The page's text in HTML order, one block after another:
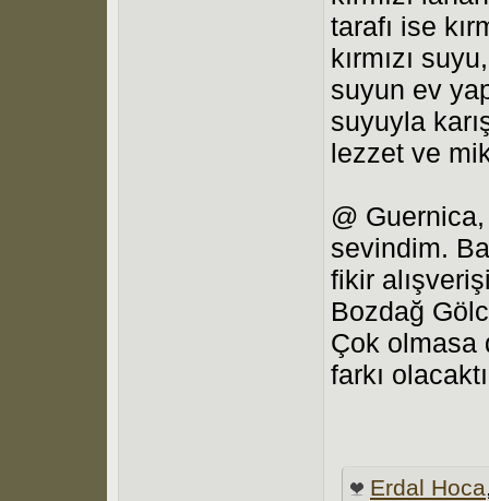
tarafı ise
kırmızı
suyun ev
suyuyla
lezzet ve
@
sevindim.
fikir
Bozdağ
Çok olmasa
farkı
Erdal Hoca